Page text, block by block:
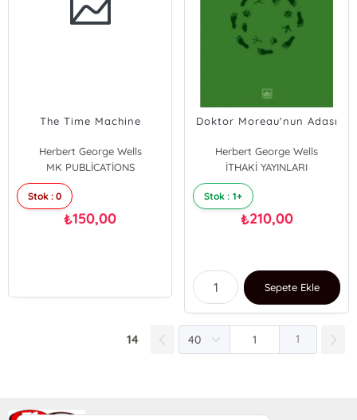
The Time Machine
Herbert George Wells
MK PUBLİCATİONS
Stok : 0
₺150,00
Doktor Moreau'nun Adası
Herbert George Wells
İTHAKİ YAYINLARI
Stok : 1+
₺210,00
Sepete Ekle
14 1